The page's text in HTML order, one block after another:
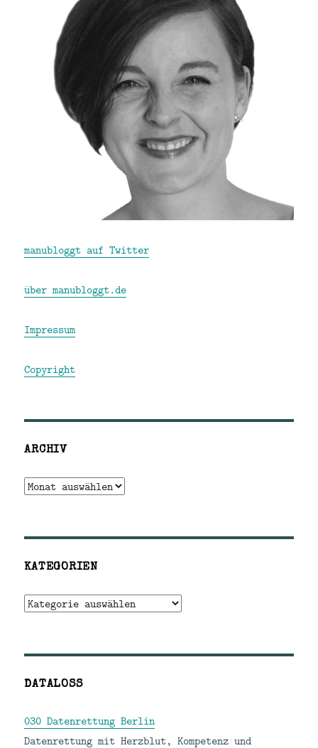
manubloggt auf Twitter
über manubloggt.de
Impressum
Copyright
ARCHIV
Archiv
KATEGORIEN
Kategorien
DATALOSS
030 Datenrettung Berlin
Datenrettung mit Herzblut, Kompetenz und